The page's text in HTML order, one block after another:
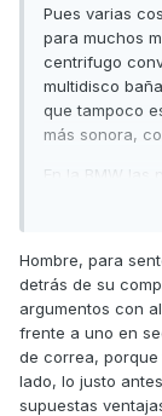
Pues varias
para muchos
centrifugo
multidisco
que tampoco
más sonora,
En la BMW
anclaje radial
Además está
tmax, y nada
tiene la BMW.
El chasis
a las otras dos
las curvas no
Hombre, para
detrás de su
argumentos con
frente a uno en
de correa, porque
lado, lo justo
supuestas